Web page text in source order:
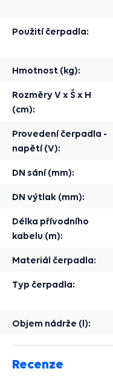
Použití čerpadla:
Hmotnost (kg):
Rozměry V x Š x H
(cm):
Provedení čerpadla -
napětí (V):
DN sání (mm):
DN výtlak (mm):
Délka přívodního
kabelu (m):
Materiál čerpadla:
Typ čerpadla:
Objem nádrže (l):
Recenze